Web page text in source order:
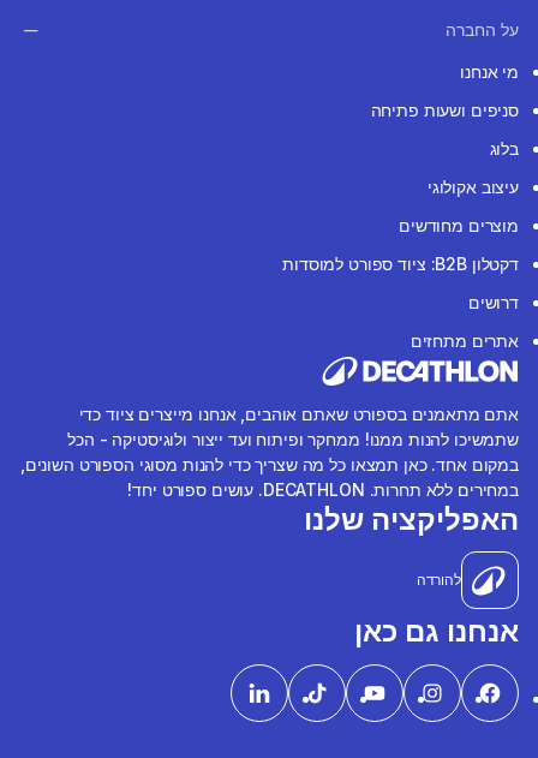
על החברה
מי אנחנו
סניפים ושעות פתיחה
בלוג
עיצוב אקולוגי
מוצרים מחודשים
דקטלון B2B: ציוד ספורט למוסדות
דרושים
אתרים מתחזים
אתם מתאמנים בספורט שאתם אוהבים, אנחנו מייצרים ציוד כדי
שתמשיכו להנות ממנו! ממחקר ופיתוח ועד ייצור ולוגיסטיקה - הכל
במקום אחד. כאן תמצאו כל מה שצריך כדי להנות מסוגי הספורט השונים,
במחירים ללא תחרות. DECATHLON. עושים ספורט יחד!
האפליקציה שלנו
להורדה
אנחנו גם כאן